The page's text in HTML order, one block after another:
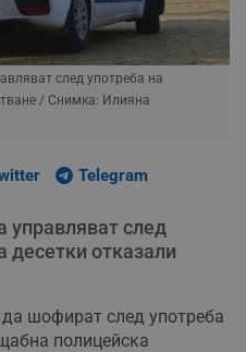
след употреба на
/ Снимка: Илияна
Telegram
управляват след
десетки отказали
шофират след употреба
полицейска